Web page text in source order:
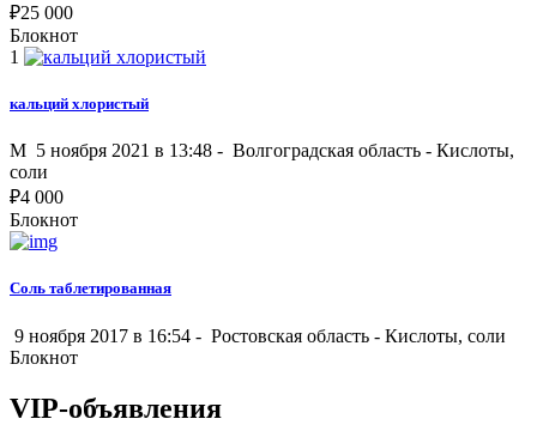
₽25 000
Блокнот
1
кальций хлористый
M 5 ноября 2021 в 13:48 - Волгоградская область - Кислоты,
соли
₽4 000
Блокнот
Соль таблетированная
9 ноября 2017 в 16:54 - Ростовская область - Кислоты, соли
Блокнот
VIP-объявления